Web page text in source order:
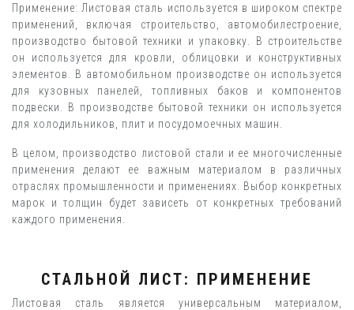
Применение: Листовая сталь используется в широком спектре
применений, включая строительство, автомобилестроение,
производство бытовой техники и упаковку. В строительстве
он используется для кровли, облицовки и конструктивных
элементов. В автомобильном производстве он используется
для кузовных панелей, топливных баков и компонентов
подвески. В производстве бытовой техники он используется
для холодильников, плит и посудомоечных машин.
В целом, производство листовой стали и ее многочисленные
применения делают ее важным материалом в различных
отраслях промышленности и применениях. Выбор конкретных
марок и толщин будет зависеть от конкретных требований
каждого применения.
СТАЛЬНОЙ ЛИСТ: ПРИМЕНЕНИЕ
Листовая сталь является универсальным материалом,